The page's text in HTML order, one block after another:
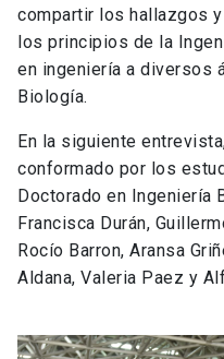
compartir los hallazgos
los principios de la
en ingeniería a diversos
Biología.
En la siguiente
conformado por los
Doctorado en Ingeniería
Francisca Durán,
Rocío Barron, Aransa
Aldana, Valeria Paez y